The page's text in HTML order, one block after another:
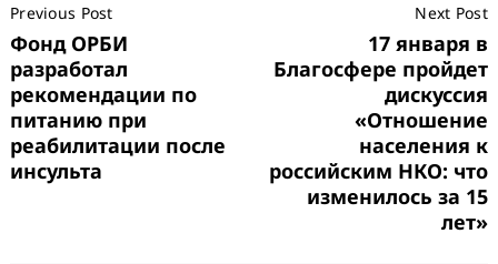
Navigation
Previous Post
Фонд ОРБИ
разработал
рекомендации по
питанию при
реабилитации после
инсульта
Next Post
17 января в
Благосфере пройдет
дискуссия
«Отношение
населения к
российским НКО: что
изменилось за 15
лет»